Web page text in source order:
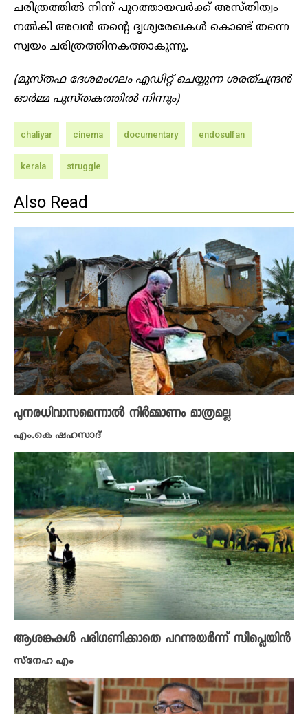
ചരിത്രത്തിൽ നിന്ന് പുറത്തായവർക്ക് അസ്തിത്വം
നൽകി അവൻ തന്റെ ദൃശ്യരേഖകൾ കൊണ്ട് തന്നെ
സ്വയം ചരിത്രത്തിനകത്താകുന്നു.
(മുസ്തഫ ദേശമംഗലം എഡിറ്റ് ചെയ്യുന്ന ശരത്ചന്ദ്രൻ
ഓർമ്മ പുസ്തകത്തിൽ നിന്നും)
chaliyar cinema documentary endosulfan
kerala struggle
Also Read
പുനരധിവാസമെന്നാൽ നിർമ്മാണം മാത്രമല്ല
എം.കെ ഷഹസാദ്
ആശങ്ക​കൾ പരി​ഗണിക്കാതെ പറന്നുയർന്ന് സീപ്ലെയിൻ
സ്നേഹ എം